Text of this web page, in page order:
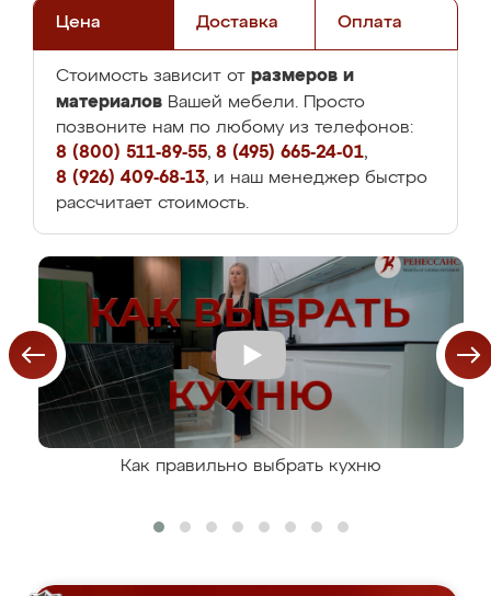
Цена Доставка Оплата
Стоимость зависит от размеров и
материалов Вашей мебели. Просто
позвоните нам по любому из телефонов:
8 (800) 511-89-55, 8 (495) 665-24-01,
8 (926) 409-68-13, и наш менеджер быстро
рассчитает стоимость.
Как правильно выбрать кухню